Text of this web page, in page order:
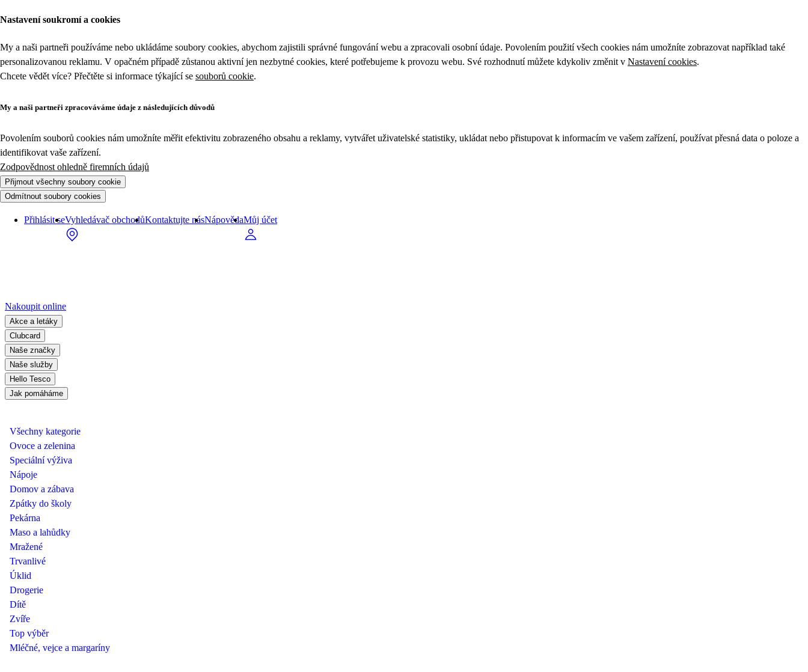
Nastavení soukromí a cookies
My a naši partneři používáme nebo ukládáme soubory cookies, abychom zajistili správné fungování webu a zpracovali osobní údaje. Povolením použití všech cookies nám umožníte zobrazovat například také
personalizovanou reklamu. V opačném případě zůstanou aktivní jen nezbytné cookies, které potřebujeme k provozu webu. Své rozhodnutí můžete kdykoliv změnit v Nastavení cookies.
Chcete vědět více? Přečtěte si informace týkající se souborů cookie.
My a naši partneři zpracováváme údaje z následujících důvodů
Povolením souborů cookies nám umožníte měřit efektivitu zobrazeného obsahu a reklamy, vytvářet uživatelské statistiky, ukládat nebo přistupovat k informacím ve vašem zařízení, používat přesná data o poloze a
identifikovat vaše zařízení.
Zodpovědnost ohledně firemních údajů
Přijmout všechny soubory cookie
Odmítnout soubory cookies
Přihlásit seVyhledávač obchodůKontaktujte násNápovědaMůj účet
Nakoupit online
Akce a letáky
Clubcard
Naše značky
Naše služby
Hello Tesco
Jak pomáháme
Všechny kategorie
Ovoce a zelenina
Speciální výživa
Nápoje
Domov a zábava
Zpátky do školy
Pekárna
Maso a lahůdky
Mražené
Trvanlivé
Úklid
Drogerie
Dítě
Zvíře
Top výběr
Mléčné, vejce a margaríny